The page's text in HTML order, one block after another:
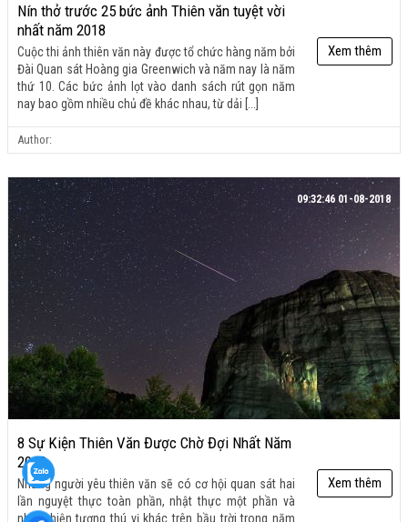
Nín thở trước 25 bức ảnh Thiên văn tuyệt vời
nhất năm 2018
Cuộc thi ảnh thiên văn này được tổ chức hàng năm bởi
Đài Quan sát Hoàng gia Greenwich và năm nay là năm
thứ 10. Các bức ảnh lọt vào danh sách rút gọn năm
nay bao gồm nhiều chủ đề khác nhau, từ dải [...]
Xem thêm
Author:
09:32:46 01-08-2018
8 Sự Kiện Thiên Văn Được Chờ Đợi Nhất Năm
2018
Những người yêu thiên văn sẽ có cơ hội quan sát hai
lần nguyệt thực toàn phần, nhật thực một phần và
nhiều hiện tượng thú vị khác trên bầu trời trong năm
Xem thêm